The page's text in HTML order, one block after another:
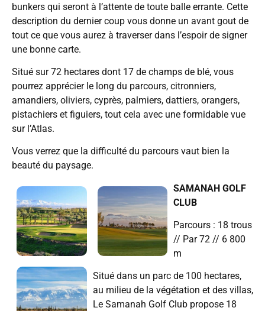
bunkers qui seront à l’attente de toute balle errante. Cette
description du dernier coup vous donne un avant gout de
tout ce que vous aurez à traverser dans l’espoir de signer
une bonne carte.
Situé sur 72 hectares dont 17 de champs de blé, vous
pourrez apprécier le long du parcours, citronniers,
amandiers, oliviers, cyprès, palmiers, dattiers, orangers,
pistachiers et figuiers, tout cela avec une formidable vue
sur l’Atlas.
Vous verrez que la difficulté du parcours vaut bien la
beauté du paysage.
SAMANAH GOLF
CLUB
Parcours : 18 trous
// Par 72 // 6 800
m
Situé dans un parc de 100 hectares,
au milieu de la végétation et des villas,
Le Samanah Golf Club propose 18